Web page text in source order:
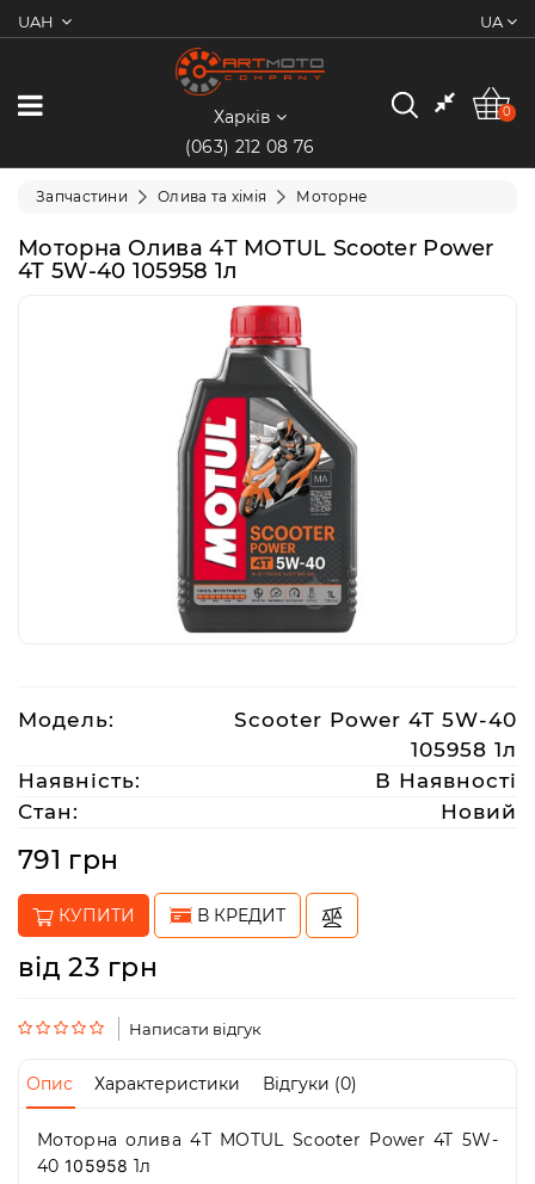
UAH UA
0
Категорії
Мотоцикли
Електротранспорт
(063)
212
08
76
artmoto.info@gmail.com
Режим
Пн-
-
19:00
Харків
(063) 212 08 76
0
Запчастини Олива та хімія Моторне
Моторна Олива 4T MOTUL Scooter Power
4T 5W-40 105958 1л
Модель:
Scooter Power 4T 5W-40
105958 1л
Наявність:
В Наявності
Стан:
Новий
791 грн
КУПИТИ В КРЕДИТ
від 23 грн
Написати відгук
Опис Характеристики Відгуки (0)
Моторна олива 4T MOTUL Scooter Power 4T 5W-
40 1059581л